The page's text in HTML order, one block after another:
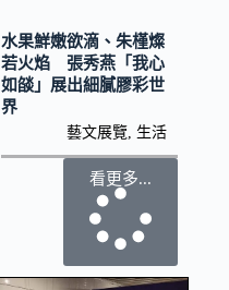
水果鮮嫩欲滴、朱槿燦
若火焰 張秀燕「我心
如燄」展出細膩膠彩世
界
藝文展覽 生活
看更多...